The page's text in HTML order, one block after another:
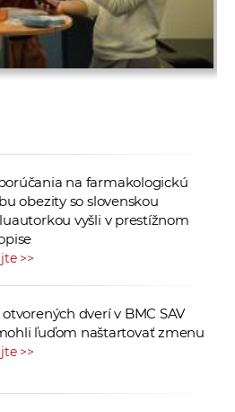
na farmakologickú
obezity so slovenskou
vyšli v prestížnom
>>
dverí v BMC SAV
ľuďom naštartovať zmenu
>>